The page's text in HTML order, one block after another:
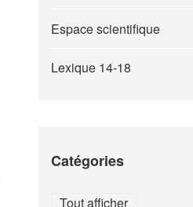
Espace scientifique
Lexique 14-18
Catégories
Tout afficher